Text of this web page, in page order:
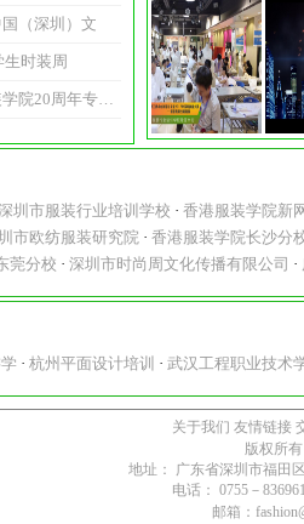
（深圳）文
生时装周
学院20周年专…
圳市服装行业培训学校 · 香港服装学院新
市欧纺服装研究院 · 香港服装学院长沙分
莞分校 · 深圳市时尚周文化传播有限公司 ·
· 杭州平面设计培训 · 武汉工程职业技术
关于我们 友情链接
版权所
地址： 广东省深圳市福田
电话： 0755－
邮箱：